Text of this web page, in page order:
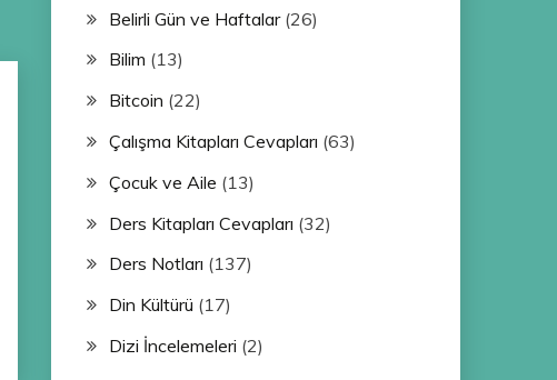
Belirli Gün ve Haftalar(26)
Bilim (13)
Bitcoin (22)
Çalışma Kitapları Cevapları (63)
Çocuk ve Aile (13)
Ders Kitapları Cevapları (32)
Ders Notları (137)
Din Kültürü (17)
Dizi İncelemeleri (2)